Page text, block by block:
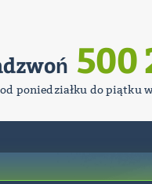
500
poniedziałku do piątku